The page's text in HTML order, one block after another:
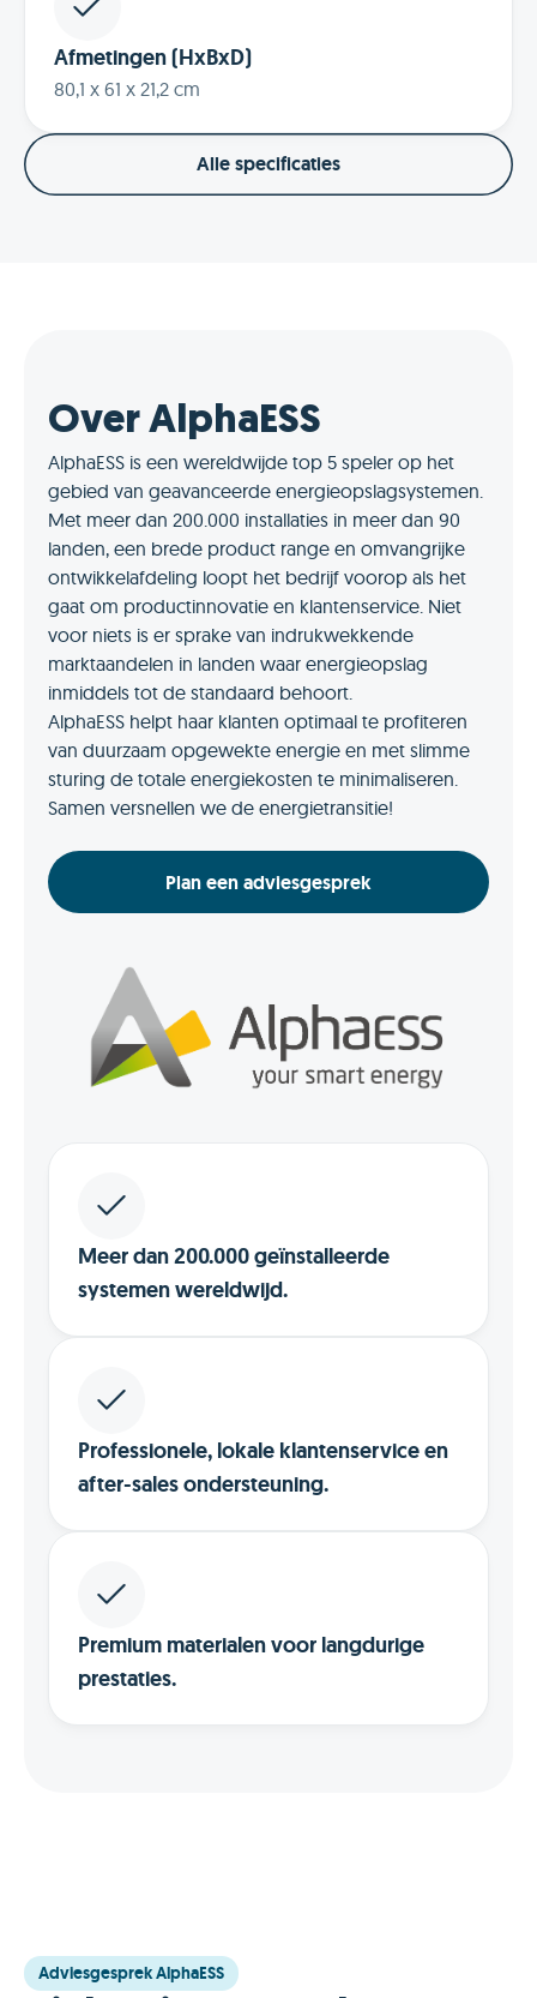
Afmetingen (HxBxD)
80,1 x 61 x 21,2 cm
Alle specificaties
Over AlphaESS
AlphaESS is een wereldwijde top 5 speler op het
gebied van geavanceerde energieopslagsystemen.
Met meer dan 200.000 installaties in meer dan 90
landen, een brede product range en omvangrijke
ontwikkelafdeling loopt het bedrijf voorop als het
gaat om productinnovatie en klantenservice. Niet
voor niets is er sprake van indrukwekkende
marktaandelen in landen waar energieopslag
inmiddels tot de standaard behoort.
AlphaESS helpt haar klanten optimaal te profiteren
van duurzaam opgewekte energie en met slimme
sturing de totale energiekosten te minimaliseren.
Samen versnellen we de energietransitie!
Plan een adviesgesprek
Meer dan 200.000 geïnstalleerde
systemen wereldwijd.
Professionele, lokale klantenservice en
after-sales ondersteuning.
Premium materialen voor langdurige
prestaties.
Adviesgesprek AlphaESS